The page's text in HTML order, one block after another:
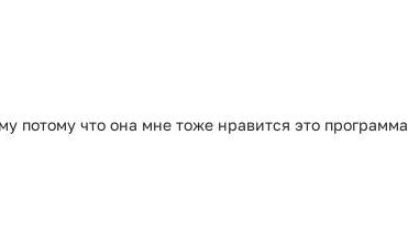
потому что она мне тоже нравится это программа